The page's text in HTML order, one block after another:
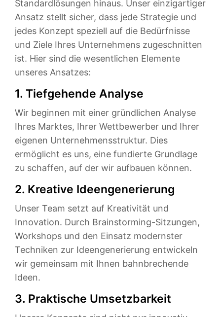
Standardlösungen hinaus. Unser einzigartiger
Ansatz stellt sicher, dass jede Strategie und
jedes Konzept speziell auf die Bedürfnisse
und Ziele Ihres Unternehmens zugeschnitten
ist. Hier sind die wesentlichen Elemente
unseres Ansatzes:
1. Tiefgehende Analyse
Wir beginnen mit einer gründlichen Analyse
Ihres Marktes, Ihrer Wettbewerber und Ihrer
eigenen Unternehmensstruktur. Dies
ermöglicht es uns, eine fundierte Grundlage
zu schaffen, auf der wir aufbauen können.
2. Kreative Ideengenerierung
Unser Team setzt auf Kreativität und
Innovation. Durch Brainstorming-Sitzungen,
Workshops und den Einsatz modernster
Techniken zur Ideengenerierung entwickeln
wir gemeinsam mit Ihnen bahnbrechende
Ideen.
3. Praktische Umsetzbarkeit